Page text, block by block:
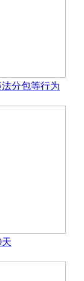
分包等行为